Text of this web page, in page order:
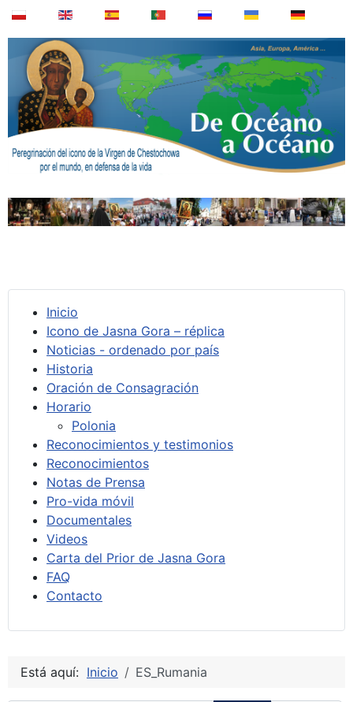
Inicio
Icono de Jasna Gora – réplica
Noticias - ordenado por país
Historia
Oración de Consagración
Horario
Polonia
Reconocimientos y testimonios
Reconocimientos
Notas de Prensa
Pro-vida móvil
Documentales
Videos
Carta del Prior de Jasna Gora
FAQ
Contacto
Está aquí: Inicio ES_Rumania